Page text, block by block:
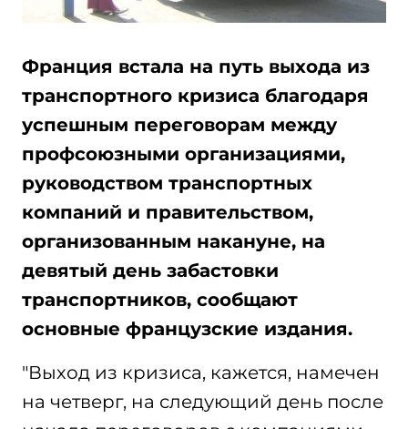
Франция встала на путь выхода из
транспортного кризиса благодаря
успешным переговорам между
профсоюзными организациями,
руководством транспортных
компаний и правительством,
организованным накануне, на
девятый день забастовки
транспортников, сообщают
основные французские издания.
"Выход из кризиса, кажется, намечен
на четверг, на следующий день после